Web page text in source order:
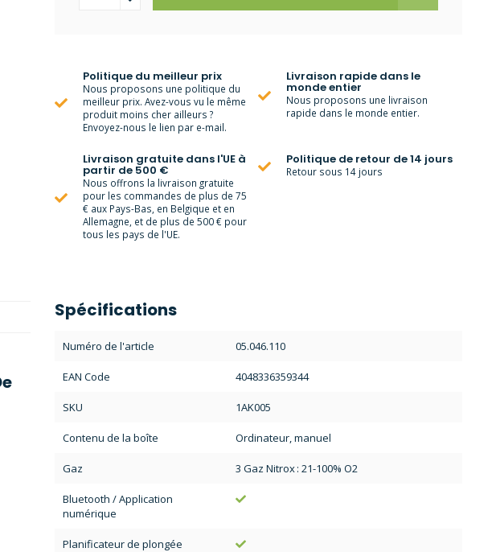
Politique du meilleur prix
Nous proposons une politique du
meilleur prix. Avez-vous vu le même
produit moins cher ailleurs ?
Envoyez-nous le lien par e-mail.
Livraison rapide dans le
monde entier
Nous proposons une livraison
rapide dans le monde entier.
Livraison gratuite dans l'UE à
partir de 500 €
Nous offrons la livraison gratuite
pour les commandes de plus de 75
€ aux Pays-Bas, en Belgique et en
Allemagne, et de plus de 500 € pour
tous les pays de l'UE.
Politique de retour de 14 jours
Retour sous 14 jours
Spécifications
Numéro de l'article 05.046.110
EAN Code 4048336359344
SKU 1AK005
Contenu de la boîte Ordinateur, manuel
Gaz 3 Gaz Nitrox : 21-100% O2
Bluetooth / Application
numérique
Planificateur de plongée